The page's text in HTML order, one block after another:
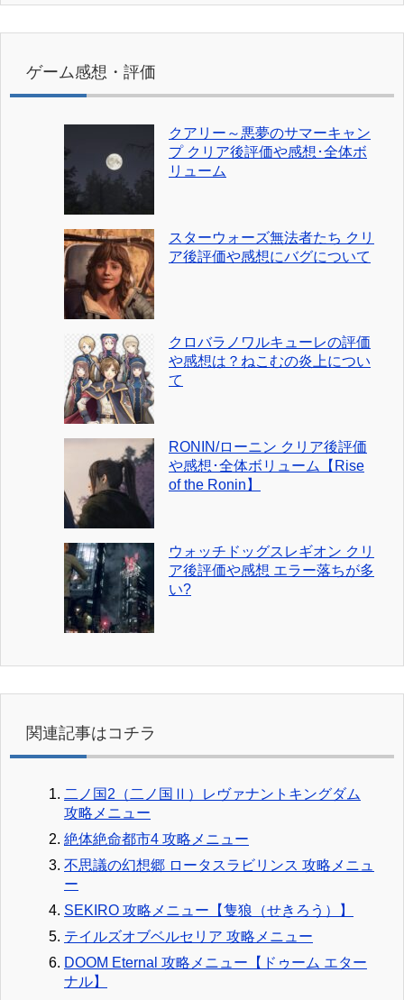
ゲーム感想・評価
クアリー～悪夢のサマーキャン
プ クリア後評価や感想･全体ボ
リューム
スターウォーズ無法者たち クリ
ア後評価や感想にバグについて
クロバラノワルキューレの評価
や感想は？ねこむの炎上につい
て
RONIN/ローニン クリア後評価
や感想･全体ボリューム【Rise
of the Ronin】
ウォッチドッグスレギオン クリ
ア後評価や感想 エラー落ちが多
い?
関連記事はコチラ
二ノ国2（二ノ国Ⅱ）レヴァナントキングダム
攻略メニュー
絶体絶命都市4 攻略メニュー
不思議の幻想郷 ロータスラビリンス 攻略メニュ
ー
SEKIRO 攻略メニュー【隻狼（せきろう）】
テイルズオブベルセリア 攻略メニュー
DOOM Eternal 攻略メニュー【ドゥーム エター
ナル】